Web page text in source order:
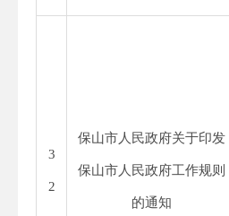
3
2
保山市人民政府关于印发
保山市人民政府工作规则
的通知